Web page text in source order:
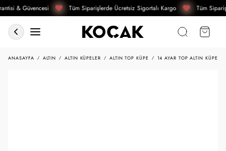
& Güvencesi Tüm Siparişlerde Ücretsiz Sigortalı Kargo Tüm
ANASAYFA ALTIN ALTIN KÜPELER ALTIN TOP KÜPE 14 AYAR TOP ALTIN KÜPE